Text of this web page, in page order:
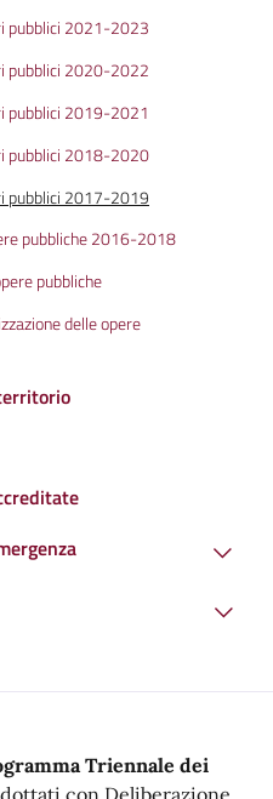
pubblici 2021-2023
pubblici 2020-2022
pubblici 2019-2021
pubblici 2018-2020
pubblici 2017-2019
pubbliche 2016-2018
pubbliche
delle opere
Triennale dei